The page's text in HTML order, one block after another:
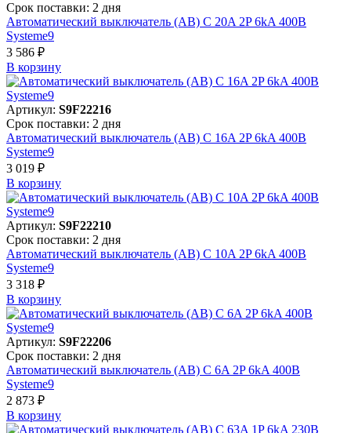
Срок поставки: 2 дня
Автоматический выключатель (АВ) C 20A 2P 6kA 400В
Systeme9
3 586 ₽
В корзинy
Артикул: S9F22216
Срок поставки: 2 дня
Автоматический выключатель (АВ) C 16A 2P 6kA 400В
Systeme9
3 019 ₽
В корзинy
Артикул: S9F22210
Срок поставки: 2 дня
Автоматический выключатель (АВ) C 10A 2P 6kA 400В
Systeme9
3 318 ₽
В корзинy
Артикул: S9F22206
Срок поставки: 2 дня
Автоматический выключатель (АВ) C 6A 2P 6kA 400В
Systeme9
2 873 ₽
В корзинy